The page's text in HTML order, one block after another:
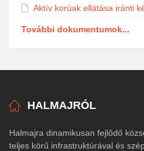
Aktív korúak ellátása iránti
További dokumentumok...
HALMAJRÓL
Halmajra dinamikusan fejlődő
teljes körű infrastruktúrával és